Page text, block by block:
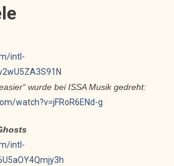
intl-
wurde bei ISSA Musik gedreht:
watch?v=jFRoR6ENd-g
intl-